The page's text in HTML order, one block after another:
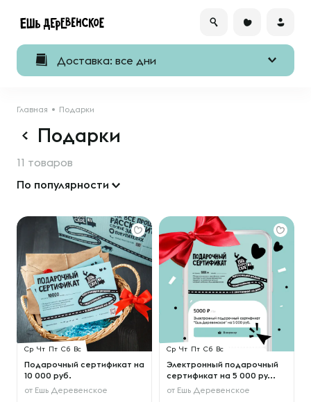
Доставка: все дни
Главная Подарки
Подарки
11 товаров
По популярности
Ср Чт Пт Сб Вс
Подарочный сертификат на
10 000 руб.
от Ешь Деревенское
Ср Чт Пт Сб Вс
Электронный подарочный
сертификат на 5 000 ру...
от Ешь Деревенское